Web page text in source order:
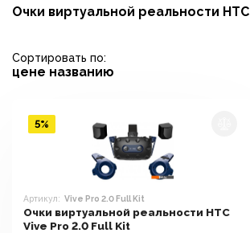
Очки виртуальной реальности HTC
Сортировать по:
цене названию
Артикул: Vive Pro 2.0 Full Kit
Очки виртуальной реальности HTC
Vive Pro 2.0 Full Kit
5%